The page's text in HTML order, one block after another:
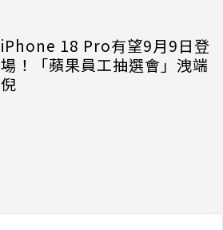
iPhone 18 Pro有望9月9日登
場！「蘋果員工抽選會」洩端
倪